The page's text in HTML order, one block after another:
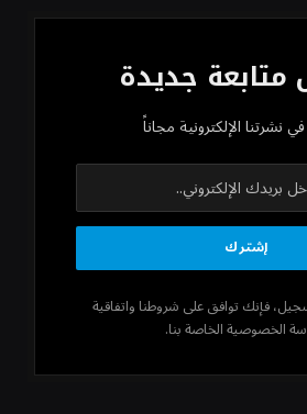
جديدة
نشرتنا الإلكترونية مجاناً
فإنك توافق على شروطنا واتفاقية
الخصوصية الخاصة بنا.